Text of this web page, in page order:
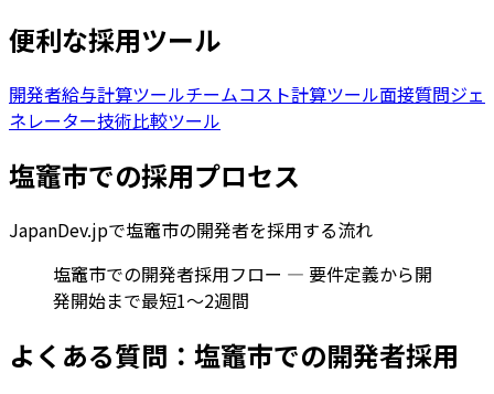
便利な採用ツール
開発者給与計算ツールチームコスト計算ツール面接質問ジェ
ネレーター技術比較ツール
塩竈市での採用プロセス
JapanDev.jpで塩竈市の開発者を採用する流れ
塩竈市での開発者採用フロー — 要件定義から開
発開始まで最短1〜2週間
よくある質問： 塩竈市での開発者採用